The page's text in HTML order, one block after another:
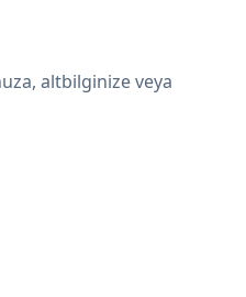
altbilginize veya